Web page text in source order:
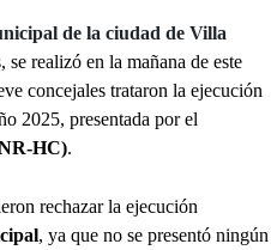
de la ciudad de Villa
realizó en la mañana de este
concejales trataron la ejecución
2025, presentada por el
HC).
rechazar la ejecución
, ya que no se presentó ningún